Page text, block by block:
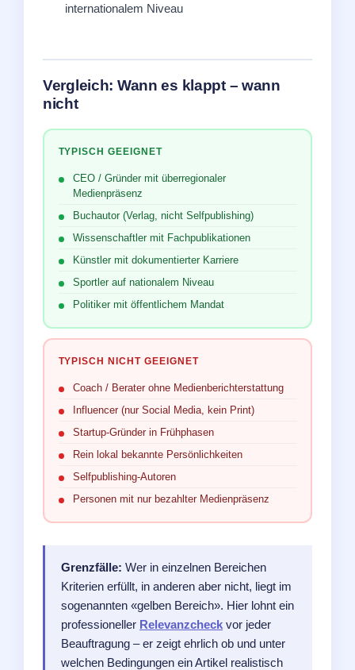
internationalem Niveau
Vergleich: Wann es klappt – wann
nicht
TYPISCH GEEIGNET
CEO / Gründer mit überregionaler
Medienpräsenz
Buchautor (Verlag, nicht Selfpublishing)
Wissenschaftler mit Fachpublikationen
Künstler mit dokumentierter Karriere
Sportler auf nationalem Niveau
Politiker mit öffentlichem Mandat
TYPISCH NICHT GEEIGNET
Coach / Berater ohne Medienberichterstattung
Influencer (nur Social Media, kein Print)
Startup-Gründer in Frühphasen
Rein lokal bekannte Persönlichkeiten
Selfpublishing-Autoren
Personen mit nur bezahlter Medienpräsenz
Grenzfälle: Wer in einzelnen Bereichen
Kriterien erfüllt, in anderen aber nicht, liegt im
sogenannten «gelben Bereich». Hier lohnt ein
professioneller Relevanzcheck vor jeder
Beauftragung – er zeigt ehrlich ob und unter
welchen Bedingungen ein Artikel realistisch